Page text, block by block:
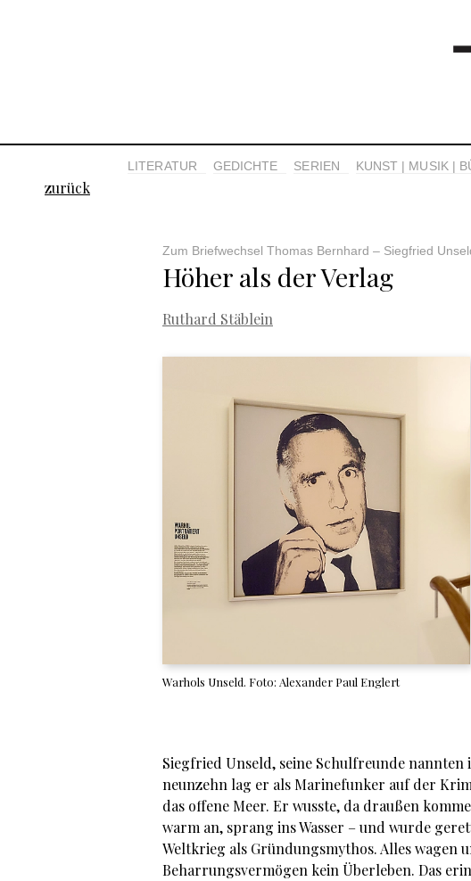
LITERATUR GEDICHTE SERIEN KUNST | MUSIK |
zurück
Zum Briefwechsel Thomas Bernhard – Siegfried
Höher als der Verlag
Ruthard Stäblein
Warhols Unseld. Foto: Alexander Paul Englert
Siegfried Unseld, seine Schulfreunde
neunzehn lag er als Marinefunker auf der
das offene Meer. Er wusste, da draußen
warm an, sprang ins Wasser – und wurde
Weltkrieg als Gründungsmythos. Alles wagen
Beharrungsvermögen kein Überleben. Das